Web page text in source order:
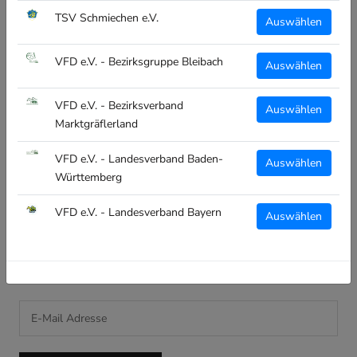
TSV Schmiechen e.V. Auswählen
VFD e.V. - Bezirksgruppe Bleibach Auswählen
VFD e.V. - Bezirksverband
Marktgräflerland
Auswählen
VFD e.V. - Landesverband Baden-
Württemberg
Auswählen
VFD e.V. - Landesverband Bayern Auswählen
Kontakt
RECHTLICHES
Impressum
Widerruf
Versand
AGB